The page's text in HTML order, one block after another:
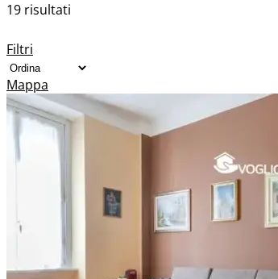
19 risultati
Filtri
Mappa